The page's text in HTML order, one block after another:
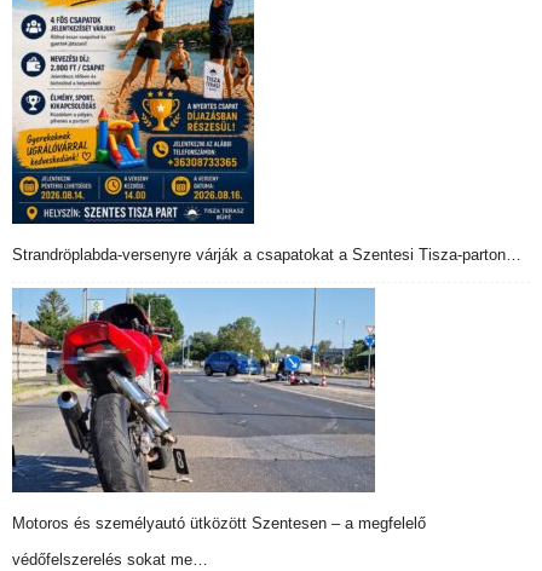
Strandröplabda-versenyre várják a csapatokat a Szentesi Tisza-parton…
Motoros és személyautó ütközött Szentesen – a megfelelő
védőfelszerelés sokat me…